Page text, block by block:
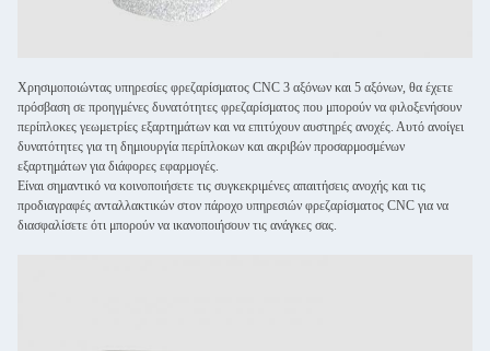
Χρησιμοποιώντας υπηρεσίες φρεζαρίσματος CNC 3 αξόνων και 5 αξόνων, θα έχετε
πρόσβαση σε προηγμένες δυνατότητες φρεζαρίσματος που μπορούν να φιλοξενήσουν
περίπλοκες γεωμετρίες εξαρτημάτων και να επιτύχουν αυστηρές ανοχές. Αυτό ανοίγει
δυνατότητες για τη δημιουργία περίπλοκων και ακριβών προσαρμοσμένων
εξαρτημάτων για διάφορες εφαρμογές.
Είναι σημαντικό να κοινοποιήσετε τις συγκεκριμένες απαιτήσεις ανοχής και τις
προδιαγραφές ανταλλακτικών στον πάροχο υπηρεσιών φρεζαρίσματος CNC για να
διασφαλίσετε ότι μπορούν να ικανοποιήσουν τις ανάγκες σας.